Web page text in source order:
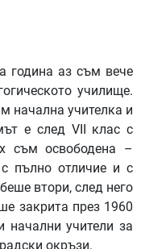
година аз съм вече
училище.
начална учителка и
е след VII клас с
съм освободена –
пълно отличие и с
втори, след него
закрита през 1960
начални учители за
окръзи.